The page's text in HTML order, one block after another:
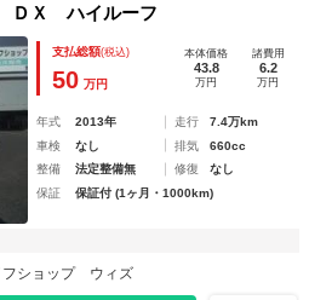
ＤＸ ハイルーフ
支払総額(税込)
50 万円
本体価格
43.8
万円
諸費用
6.2
万円
年式 2013年 走行
7.4万km
車検
なし 排気
660cc
整備
法定整備無 修復
なし
保証
保証付 (1ヶ月・1000km)
フショップ ウィズ